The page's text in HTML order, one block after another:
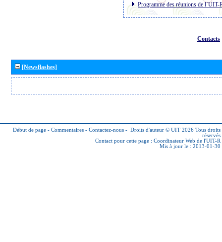
Programme des réunions de l´UIT-
Contacts
[Newsflashes]
Début de page - Commentaires - Contactez-nous - Droits d'auteur © UIT 2026 Tous droits
réservés
Contact pour cette page : Coordinateur Web de l'UIT-R
Mis à jour le : 2013-01-30